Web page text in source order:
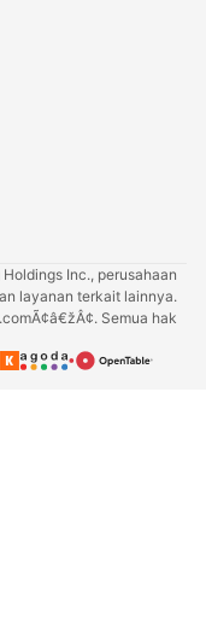
Inc., perusahaan
layanan terkait lainnya.
Semua hak